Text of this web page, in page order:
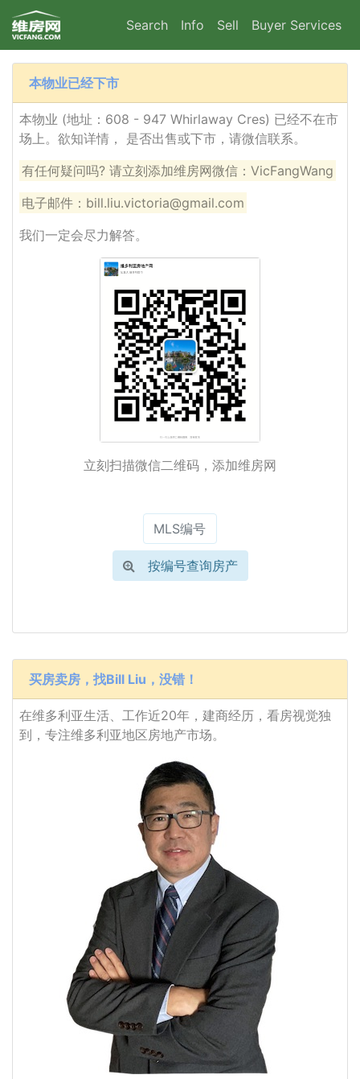
Search Info Sell Buyer Services
本物业已经下市
本物业 (地址：608 - 947 Whirlaway Cres) 已经不在市
场上。欲知详情， 是否出售或下市，请微信联系。
有任何疑问吗? 请立刻添加维房网微信：VicFangWang
电子邮件：bill.liu.victoria@gmail.com
我们一定会尽力解答。
立刻扫描微信二维码，添加维房网
按编号查询房产
买房卖房，找Bill Liu，没错！
在维多利亚生活、工作近20年，建商经历，看房视觉独
到，专注维多利亚地区房地产市场。